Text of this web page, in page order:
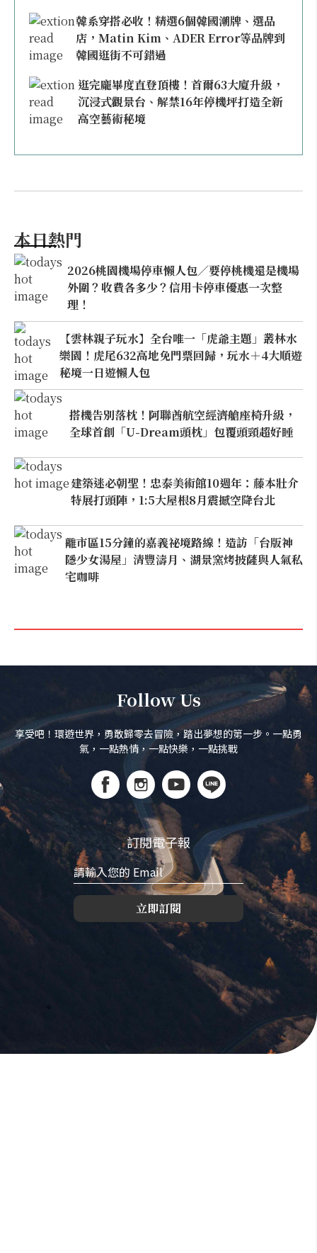
韓系穿搭必收！精選6個韓國潮牌、選品
店，Matin Kim、ADER Error等品牌到
韓國逛街不可錯過
逛完龐畢度直登頂樓！首爾63大廈升級，
沉浸式觀景台、解禁16年停機坪打造全新
高空藝術秘境
本日熱門
2026桃園機場停車懶人包／要停桃機還是機場
外圍？收費各多少？信用卡停車優惠一次整
理！
【雲林親子玩水】全台唯一「虎爺主題」叢林水
樂園！虎尾632高地免門票回歸，玩水＋4大順遊
秘境一日遊懶人包
搭機告別落枕！阿聯酋航空經濟艙座椅升級，
全球首創「U-Dream頭枕」包覆頭頸超好睡
建築迷必朝聖！忠泰美術館10週年：藤本壯介
特展打頭陣，1:5大屋根8月震撼空降台北
離市區15分鐘的嘉義祕境路線！造訪「台版神
隱少女湯屋」清豐濤月、湖景窯烤披薩與人氣私
宅咖啡
Follow Us
享受吧！環遊世界，勇敢歸零去冒險，踏出夢想的第一步。一點勇
氣，一點熱情，一點快樂，一點挑戰
訂閱電子報
立即訂閱